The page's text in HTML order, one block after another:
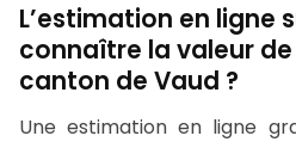
L’estimation en ligne
connaître la valeur
canton de Vaud ?
Une estimation en ligne